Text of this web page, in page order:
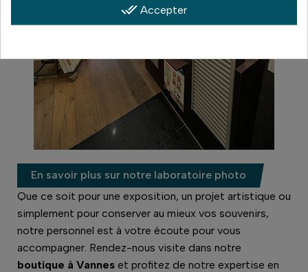
En savoir plus sur notre laboratoire photo
Que ce soit pour une exposition, un projet artistique ou
simplement pour conserver au mieux vos souvenirs,
notre personnel est à votre écoute pour vous
accompagner. Rendez-nous visite dans notre
boutique à Vannes et profitez de notre expertise en
done_all Accepter